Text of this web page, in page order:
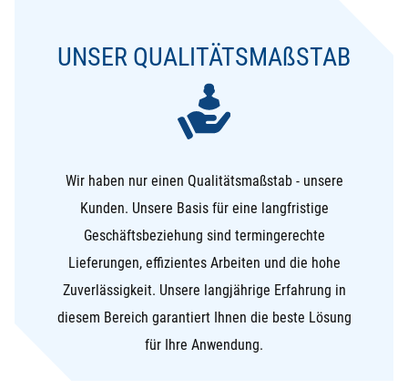
UNSER QUALITÄTSMAßSTAB
Wir haben nur einen Qualitätsmaßstab - unsere
Kunden. Unsere Basis für eine langfristige
Geschäftsbeziehung sind termingerechte
Lieferungen, effizientes Arbeiten und die hohe
Zuverlässigkeit. Unsere langjährige Erfahrung in
diesem Bereich garantiert Ihnen die beste Lösung
für Ihre Anwendung.